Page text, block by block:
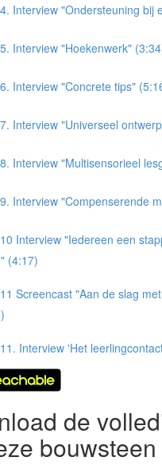
Interview "Ondersteuning bij
Interview "Hoekenwerk"
Interview "Concrete tips"
Interview "Universeel
Interview "Multisensorieel
Interview "Compenserende
Interview "Iedereen een
(4:17)
Screencast "Aan de slag
Interview 'Het
de
bouwsteen